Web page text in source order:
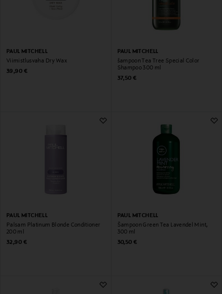
PAUL MITCHELL
Viimistlusvaha Dry Wax
Original Price
39,90 €
PAUL MITCHELL
šampoon Tea Tree Special Color
Shampoo 300 ml
Original Price
37,50 €
PAUL MITCHELL
Palsam Platinum Blonde Conditioner
200 ml
Original Price
32,90 €
PAUL MITCHELL
Šampoon Green Tea Lavendel Mint,
300 ml
Original Price
30,50 €